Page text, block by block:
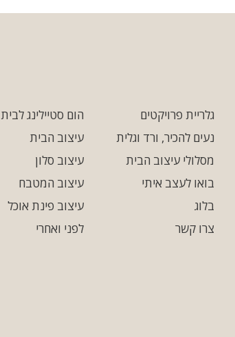
גלריית פרויקטים
נעים להכיר, ורד וגלית
מסלולי עיצוב הבית
בואו לעצב איתי
בלוג
צרו קשר
הום סטיילינג לבית
עיצוב הבית
עיצוב סלון
עיצוב המטבח
עיצוב פינת אוכל
לפני ואחרי